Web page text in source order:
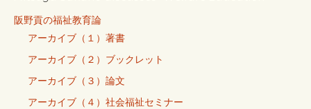
阪野貢の福祉教育論
アーカイブ（１）著書
アーカイブ（２）ブックレット
アーカイブ（３）論文
アーカイブ（４）社会福祉セミナー